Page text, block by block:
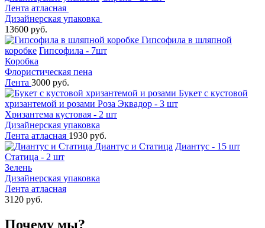
Лента атласная
Дизайнерская упаковка
13600 руб.
Гипсофила в шляпной
коробке Гипсофила - 7шт
Коробка
Флористическая пена
Лента 3000 руб.
Букет с кустовой
хризантемой и розами Роза Эквадор - 3 шт
Хризантема кустовая - 2 шт
Дизайнерская упаковка
Лента атласная 1930 руб.
Диантус и Статица Диантус - 15 шт
Статица - 2 шт
Зелень
Дизайнерская упаковка
Лента атласная
3120 руб.
Почему мы?